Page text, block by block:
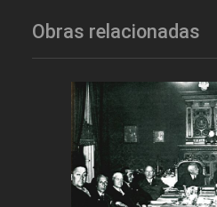
Obras relacionadas